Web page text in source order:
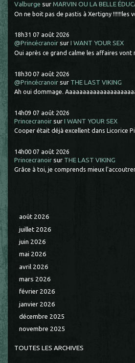
Valburge surMARVIN OU LA BELLE
On ne boit pas de pastis à Xertigny !!!!!!les
18h31 07 août 2026
@Princécranoir surI WANT YOUR SEX
Oui après ce grand calme les affaires vont
18h30 07 août 2026
@Princécranoir sur THE LAST VIKING
Ah oui dommage.
14h09 07 août 2026
Princecranoir surI WANT YOUR SEX
Cooper était déjà excellent dans Licorice
14h00 07 août 2026
Princecranoir sur THE LAST VIKING
Grâce à toi, je comprends mieux
août 2026
juillet 2026
juin 2026
mai 2026
avril 2026
mars 2026
février 2026
janvier 2026
décembre 2025
novembre 2025
TOUTES LES ARCHIVES